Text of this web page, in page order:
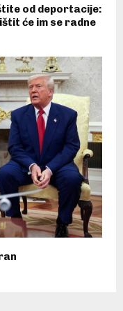
od deportacije:
će im se radne